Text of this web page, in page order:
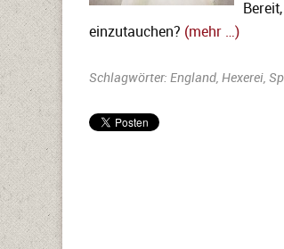
einzutauchen? (mehr …)
Schlagwörter: England, Hexerei,